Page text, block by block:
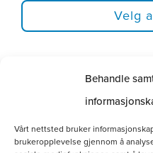
Behandle
Vårt nettsted bruker
brukeropplevelse gjennom å
Velg
flere